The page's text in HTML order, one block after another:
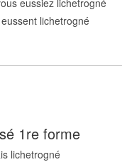
eussiez lichetrogné
lichetrogné
1re forme
lichetrogné